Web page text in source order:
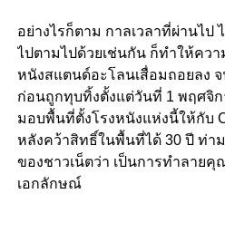
อย่างไรก็ตาม กาลเวลาที่ผ่านไป
ไปตามไปด้วยเช่นกัน ก็ทำให้คว
หนังสแตนด์อะโลนเสื่อมถอยลง
ก่อนถูกทุบทิ้งตั้งแต่วันที่ 1 พฤศจิก
มอบพื้นที่ตั้งโรงหนังแห่งนี้ให้กับ
หลังคว้าสิทธิ์ในพื้นที่ได้ 30 ปี ท่า
ของชาวเน็ตว่า เป็นการทำลาย
เอกลักษณ์